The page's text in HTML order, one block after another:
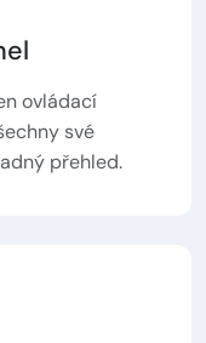
ovládací
své
přehled.